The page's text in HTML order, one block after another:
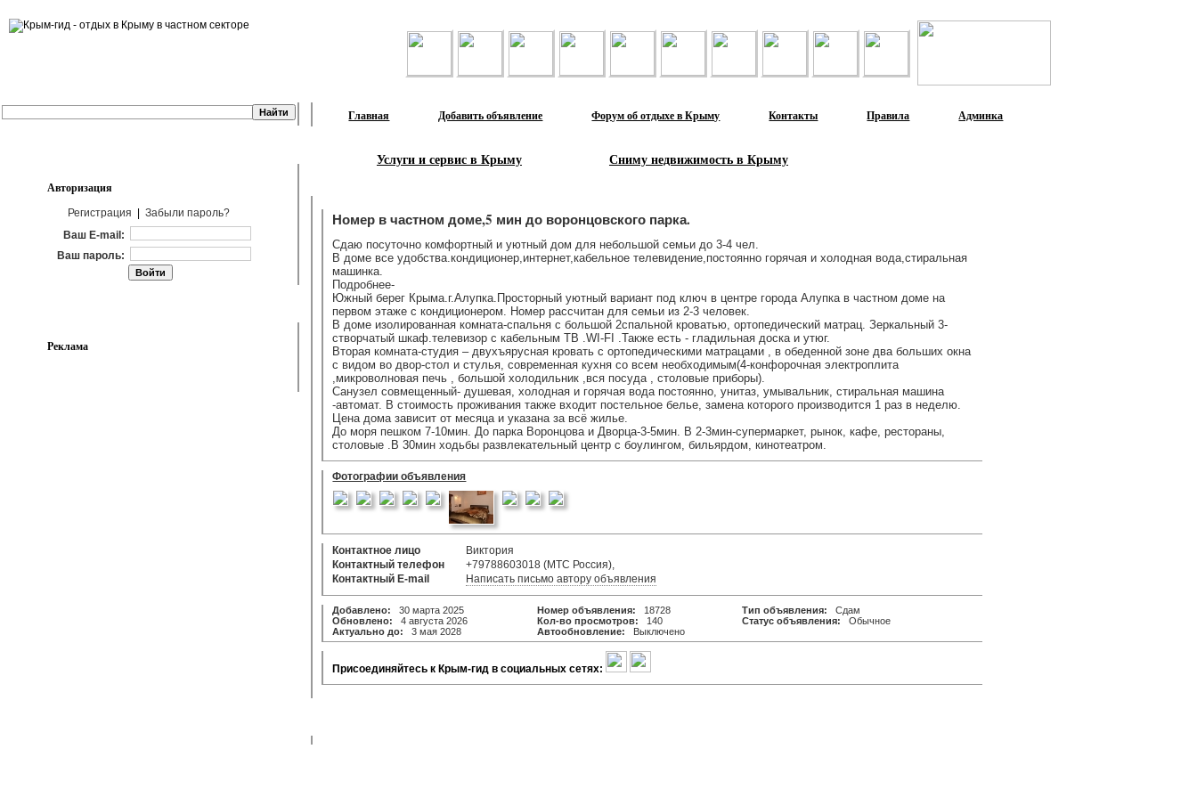
Главная Добавить объявление Форум об отдыхе в Крыму Контакты Правила Админка
Услуги и сервис в Крыму Сниму недвижимость в Крыму
Номер в частном доме,5 мин до воронцовского парка.
Сдаю посуточно комфортный и уютный дом для небольшой семьи до 3-4 чел.
В доме все удобства.кондиционер,интернет,кабельное телевидение,постоянно горячая и холодная вода,стиральная
машинка.
Подробнее-
Южный берег Крыма.г.Алупка.Просторный уютный вариант под ключ в центре города Алупка в частном доме на
первом этаже с кондиционером. Номер рассчитан для семьи из 2-3 человек.
В доме изолированная комната-спальня с большой 2спальной кроватью, ортопедический матрац. Зеркальный 3-
створчатый шкаф.телевизор с кабельным ТВ .WI-FI .Также есть - гладильная доска и утюг.
Вторая комната-студия – двухъярусная кровать с ортопедическими матрацами , в обеденной зоне два больших окна
с видом во двор-стол и стулья, современная кухня со всем необходимым(4-конфорочная электроплита
,микроволновая печь , большой холодильник ,вся посуда , столовые приборы).
Санузел совмещенный- душевая, холодная и горячая вода постоянно, унитаз, умывальник, стиральная машина
-автомат. В стоимость проживания также входит постельное белье, замена которого производится 1 раз в неделю.
Цена дома зависит от месяца и указана за всё жилье.
До моря пешком 7-10мин. До парка Воронцова и Дворца-3-5мин. В 2-3мин-супермаркет, рынок, кафе, рестораны,
столовые .В 30мин ходьбы развлекательный центр с боулингом, бильярдом, кинотеатром.
Фотографии объявления
Контактное лицо
Виктория
Контактный телефон
+79788603018 (МТС Россия),
Контактный E-mail
Написать письмо автору объявления
Добавлено: 30 марта 2025 Номер объявления: 18728 Тип объявления:
Сдам
Обновлено:
4 августа 2026 Кол-во просмотров: 140 Статус объявления:
Обычное
Актуально до:
3 мая 2028 Автообновление: Выключено
Присоединяйтесь к Крым-гид в социальных сетях:
Авторизация
Регистрация
Забыли пароль?
Ваш E-mail:
Ваш пароль:
Реклама